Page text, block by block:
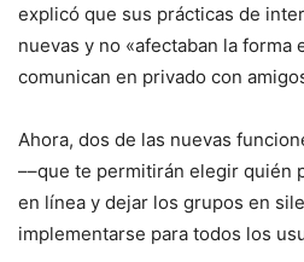
explicó que sus prácticas de
nuevas y no «afectaban la forma
comunican en privado con
Ahora, dos de las nuevas
––que te permitirán elegir quién
en línea y dejar los grupos en
implementarse para todos los